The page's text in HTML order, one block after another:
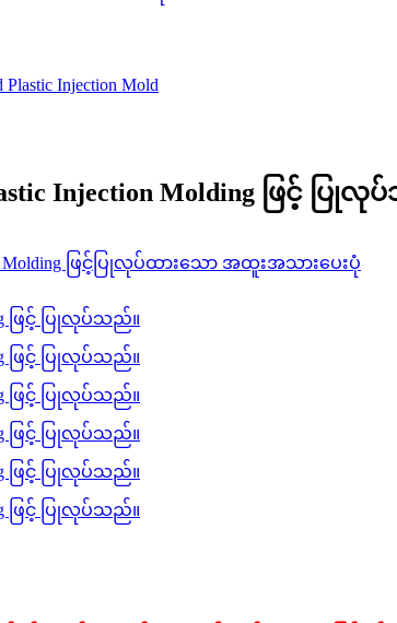
Injection Molding ဖြင့် ပြု